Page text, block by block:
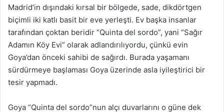
Madrid’in dışındaki kırsal bir bölgede, sade, dikdörtgen
biçimli iki katlı basit bir eve yerleşti. Ev başka insanlar
tarafından çoktan beridir “Quinta del sordo”, yani “Sağır
Adamın Köy Evi” olarak adlandırılıyordu, çünkü evin
Goya’dan önceki sahibi de sağırdı. Burada yaşamanı
sürdürmeye başlaması Goya üzerinde asla iyileştirici bir
tesir yapmadı.
Goya “Quinta del sordo”nun alçı duvarlarını o güne dek